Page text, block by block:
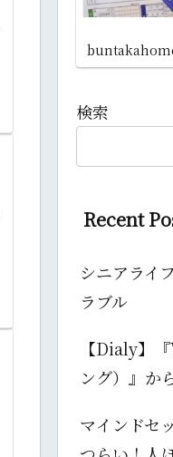
検索
Recent
シニアライ
ラブル
【Dialy】
ング）』か
マインドセ